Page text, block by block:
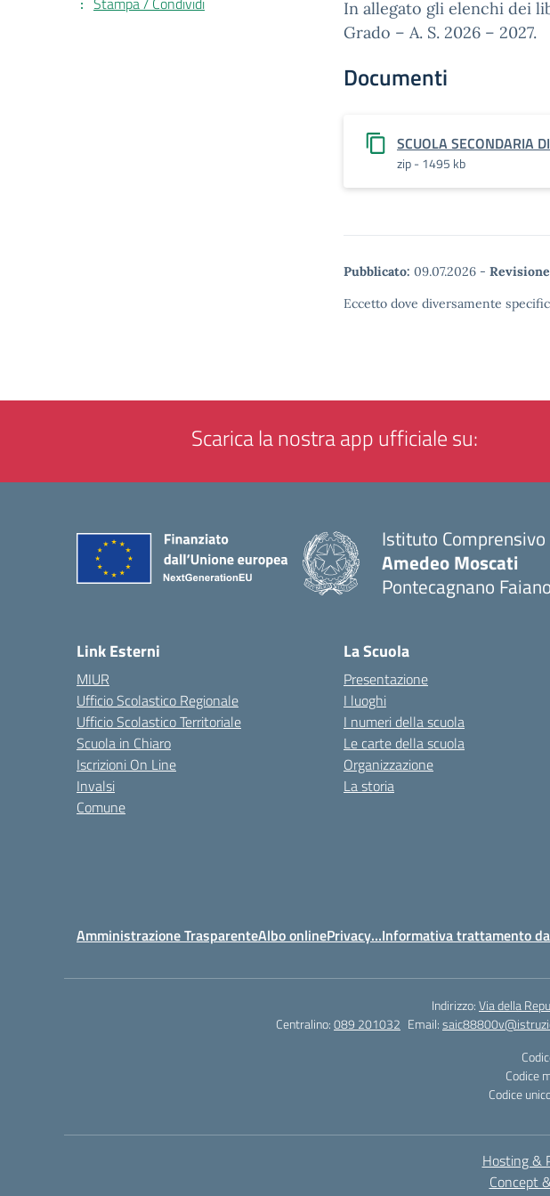
In allegato gli elenchi dei
Grado – A. S. 2026 – 2027.
Documenti
SCUOLA SECONDARIA
zip - 1495 kb
Pubblicato: 09.07.2026 -
Eccetto dove diversamente
Scarica la nostra app ufficiale su:
Istituto Comprensivo
Amedeo Moscati
Pontecagnano
Link Esterni
MIUR
Ufficio Scolastico Regionale
Ufficio Scolastico Territoriale
Scuola in Chiaro
Iscrizioni On Line
Invalsi
Comune
La Scuola
Presentazione
I luoghi
I numeri della scuola
Le carte della scuola
Organizzazione
La storia
Amministrazione TrasparenteAlbo onlinePrivacy…Informativa trattamento
Indirizzo:Via della
Centralino:089 201032 Email:
Codice
Codice
Hosting &
Concept